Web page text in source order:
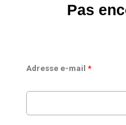
Pas
Adresse e-mail *